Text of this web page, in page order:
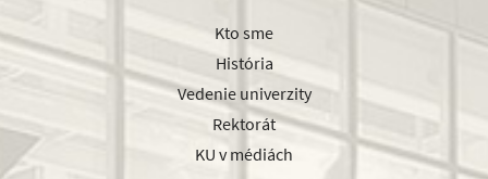
Kto sme
História
Vedenie univerzity
Rektorát
KU v médiách